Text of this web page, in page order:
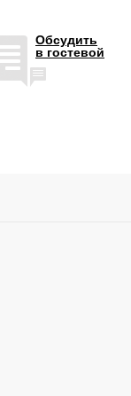
Обсудить
в гостевой